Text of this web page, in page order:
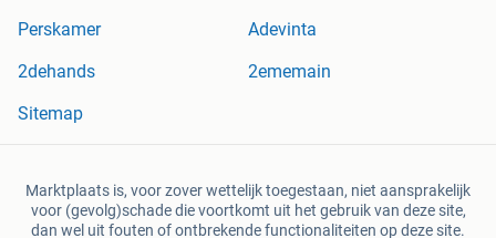
Perskamer
Adevinta
2dehands
2ememain
Sitemap
Marktplaats is, voor zover wettelijk toegestaan, niet aansprakelijk
voor (gevolg)schade die voortkomt uit het gebruik van deze site,
dan wel uit fouten of ontbrekende functionaliteiten op deze site.